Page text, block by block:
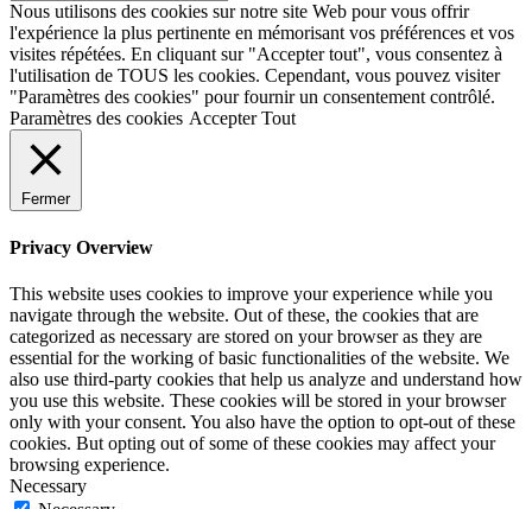
Nous utilisons des cookies sur notre site Web pour vous offrir
l'expérience la plus pertinente en mémorisant vos préférences et vos
visites répétées. En cliquant sur "Accepter tout", vous consentez à
l'utilisation de TOUS les cookies. Cependant, vous pouvez visiter
"Paramètres des cookies" pour fournir un consentement contrôlé.
Paramètres des cookies Accepter Tout
Fermer
Privacy Overview
This website uses cookies to improve your experience while you
navigate through the website. Out of these, the cookies that are
categorized as necessary are stored on your browser as they are
essential for the working of basic functionalities of the website. We
also use third-party cookies that help us analyze and understand how
you use this website. These cookies will be stored in your browser
only with your consent. You also have the option to opt-out of these
cookies. But opting out of some of these cookies may affect your
browsing experience.
Necessary